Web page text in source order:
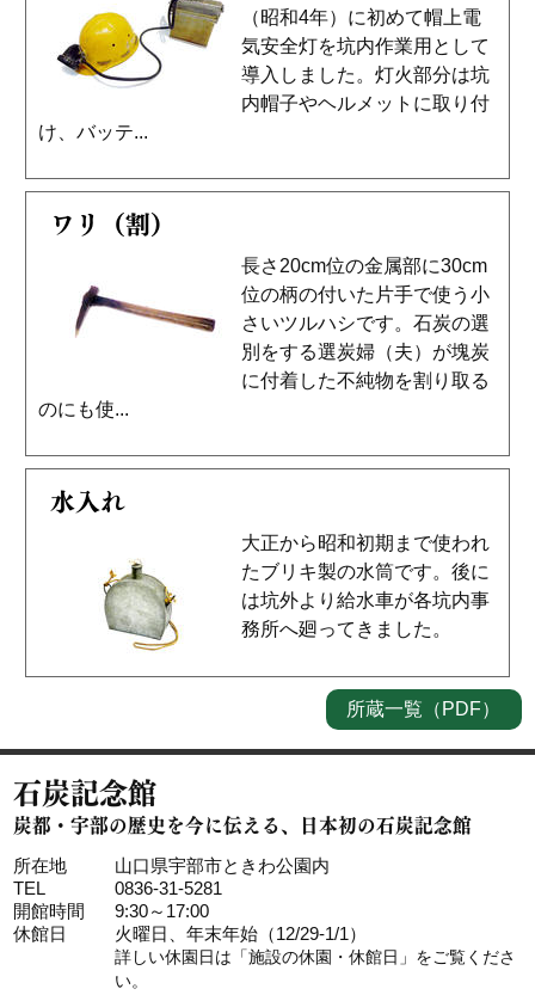
（昭和4年）に初めて帽上電
気安全灯を坑内作業用として
導入しました。灯火部分は坑
内帽子やヘルメットに取り付
け、バッテ...
ワリ（割）
長さ20cm位の金属部に30cm
位の柄の付いた片手で使う小
さいツルハシです。石炭の選
別をする選炭婦（夫）が塊炭
に付着した不純物を割り取る
のにも使...
水入れ
大正から昭和初期まで使われ
たブリキ製の水筒です。後に
は坑外より給水車が各坑内事
務所へ廻ってきました。
所蔵一覧（PDF）
石炭記念館
炭都・宇部の歴史を今に伝える、日本初の石炭記念館
所在地
山口県宇部市ときわ公園内
TEL
0836-31-5281
開館時間
9:30～17:00
休館日
火曜日、年末年始（12/29-1/1）
詳しい休園日は「施設の休園・休館日 」をご覧くださ
い。